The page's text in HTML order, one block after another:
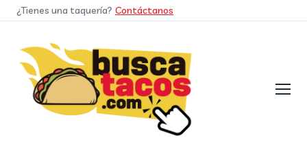
¿Tienes una taquería? Contáctanos